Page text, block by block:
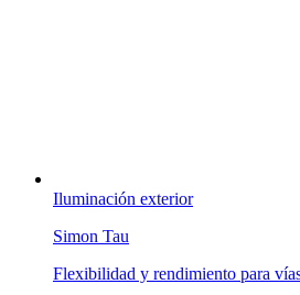
Iluminación exterior
Simon Tau
Flexibilidad y rendimiento para